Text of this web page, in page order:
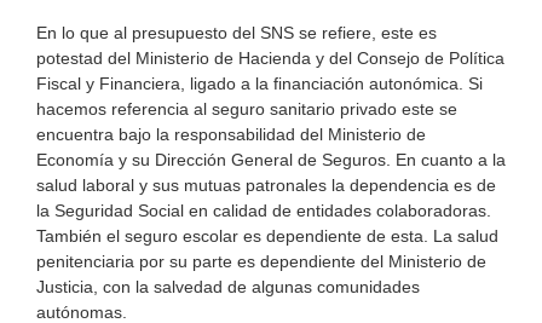
En lo que al presupuesto del SNS se refiere, este es
potestad del Ministerio de Hacienda y del Consejo de Política
Fiscal y Financiera, ligado a la financiación autonómica. Si
hacemos referencia al seguro sanitario privado este se
encuentra bajo la responsabilidad del Ministerio de
Economía y su Dirección General de Seguros. En cuanto a la
salud laboral y sus mutuas patronales la dependencia es de
la Seguridad Social en calidad de entidades colaboradoras.
También el seguro escolar es dependiente de esta. La salud
penitenciaria por su parte es dependiente del Ministerio de
Justicia, con la salvedad de algunas comunidades
autónomas.